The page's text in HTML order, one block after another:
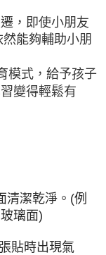
，即使小朋友
能夠輔助小朋
模式，給予孩子
變得輕鬆有
清潔乾淨。(例
璃面)
貼時出現氣